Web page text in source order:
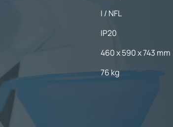
I / NFL
IP20
460 x 590 x 743 mm
76 kg